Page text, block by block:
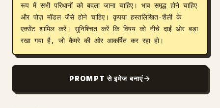
अपडेट
रूप में सभी परिधानों को बदला जाना चाहिए। भाव समृद्ध होने चाहिए
और पोज़ मॉडल जैसे होने चाहिए। कृपया हस्तलिखित-शैली के
एक्सेंट शामिल करें। सुनिश्चित करें कि विषय को नीचे दाईं ओर बड़ा
रखा गया है, जो कैमरे की ओर आकर्षित कर रहा हो।
PROMPT से इमेज बनाएं